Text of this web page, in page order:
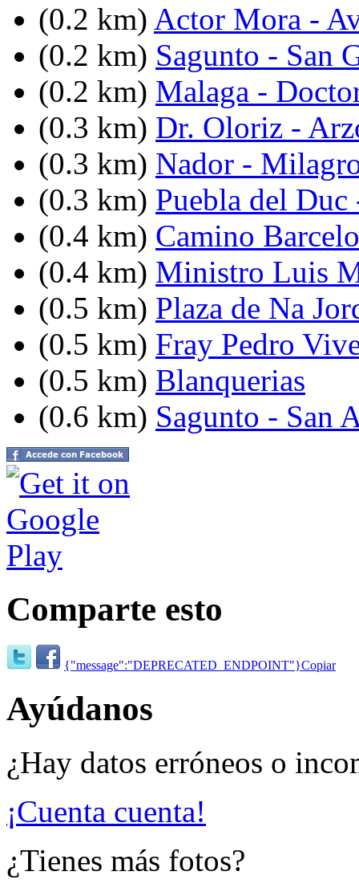
(0.2 km) Actor Mora -
(0.2 km) Sagunto - San
(0.2 km) Malaga -
(0.3 km) Dr. Oloriz -
(0.3 km) Nador -
(0.3 km) Puebla del
(0.4 km) Camino
(0.4 km) Ministro Luis
(0.5 km) Plaza de Na
(0.5 km) Fray Pedro
(0.5 km) Blanquerias
(0.6 km) Sagunto - San
Comparte esto
{"message":"DEPRECATED_ENDPOINT"}Copiar
Ayúdanos
¿Hay datos erróneos o
¡Cuenta cuenta!
¿Tienes más fotos?